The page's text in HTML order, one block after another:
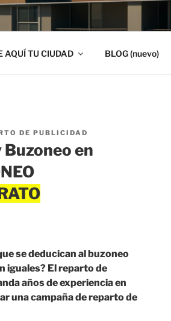
AQUÍ TU CIUDAD BLOG (nuevo)
DE PUBLICIDAD
en
se deducican al buzoneo
iguales? El reparto de
años de experiencia en
una campaña de reparto de